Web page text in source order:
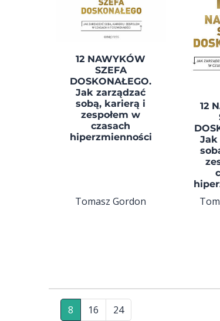
12 NAWYKÓW
SZEFA
DOSKONAŁEGO.
Jak zarządzać
sobą, karierą i
zespołem w
czasach
hiperzmienności
Tomasz Gordon
12
Jak
8 16 24